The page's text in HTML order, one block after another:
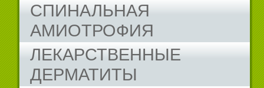
СПИНАЛЬНАЯ
АМИОТРОФИЯ
ЛЕКАРСТВЕННЫЕ
ДЕРМАТИТЫ